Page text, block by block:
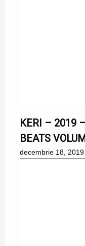
KERI – 2019
BEATS
decembrie 18, 2019